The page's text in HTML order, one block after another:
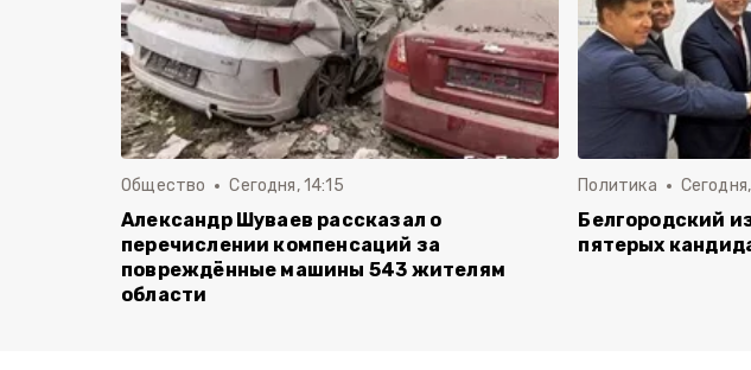
Общество Сегодня, 14:15
Александр Шуваев рассказал о
перечислении компенсаций за
повреждённые машины 543 жителям
области
Политика
Белгородский
пятерых